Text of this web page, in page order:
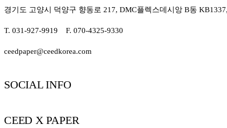
경기도 고양시 덕양구 향동로 217, DMC플렉스데시앙 B동
T. 031-927-9919 F. 070-4325-9330
ceedpaper@ceedkorea.com
SOCIAL INFO
CEED X PAPER